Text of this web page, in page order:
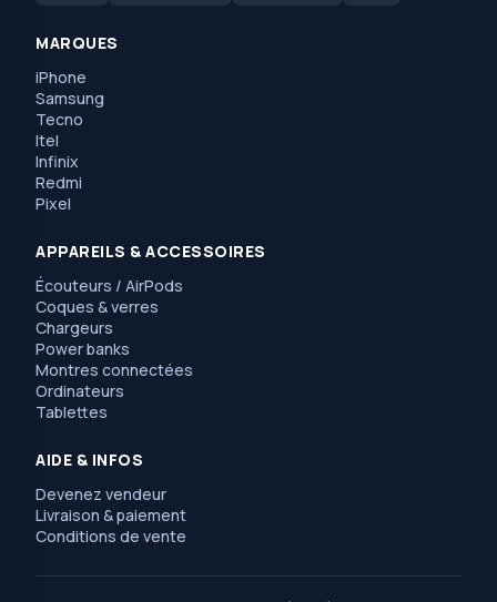
MARQUES
iPhone
Samsung
Tecno
Itel
Infinix
Redmi
Pixel
APPAREILS & ACCESSOIRES
Écouteurs / AirPods
Coques & verres
Chargeurs
Power banks
Montres connectées
Ordinateurs
Tablettes
AIDE & INFOS
Devenez vendeur
Livraison & paiement
Conditions de vente